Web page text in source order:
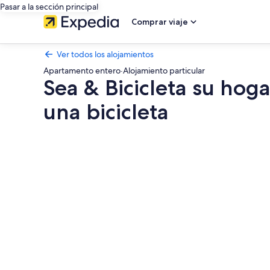
Pasar a la sección principal
Comprar viaje
Ver todos los alojamientos
Apartamento entero·Alojamiento particular
Sea & Bicicleta su
una bicicleta